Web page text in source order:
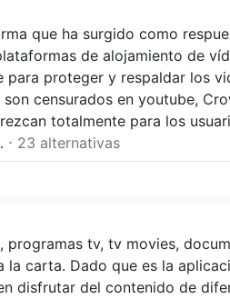
que ha surgido como
de alojamiento de
para proteger y respaldar los
censurados en youtube,
totalmente para los
⋅ 23 alternativas
programas tv, tv movies,
la carta. Dado que es la
disfrutar del contenido de